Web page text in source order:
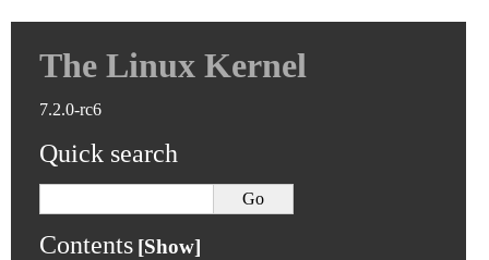
The Linux Kernel
7.2.0-rc6
Quick search
Contents